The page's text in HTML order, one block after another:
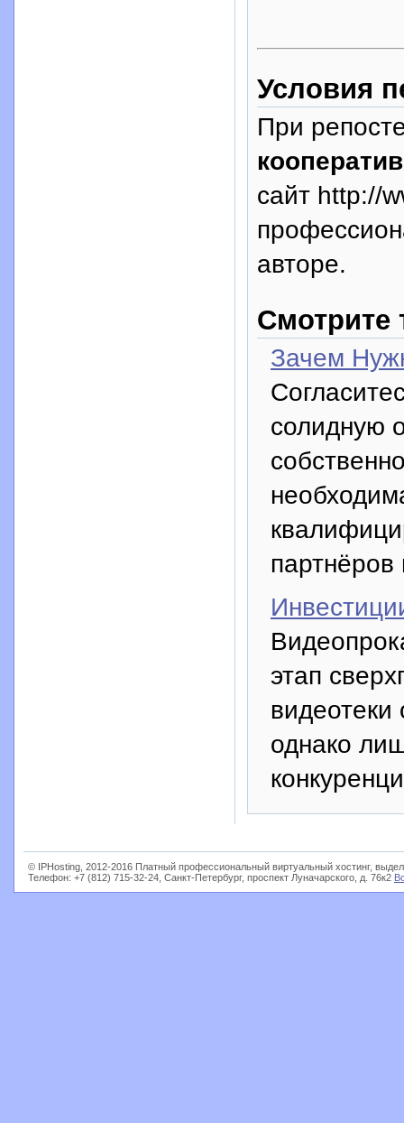
Условия
При
кооператив
сайт http://
авторе.
Смотрите
Зачем
солидную
этап
видеотеки
однако
© IPHosting, 2012-2016 Платный профессиональный виртуальный хостинг,
Телефон: +7 (812) 715-32-24, Санкт-Петербург, проспект Луначарского, д. 76к2